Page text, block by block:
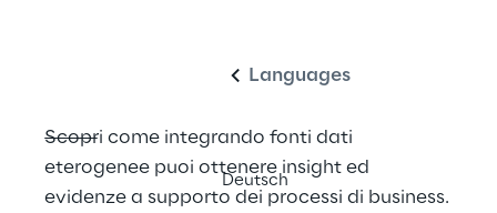
Languages
Deutsch
Scopri come integrando fonti dati
eterogenee puoi ottenere insight ed
evidenze a supporto dei processi di business.